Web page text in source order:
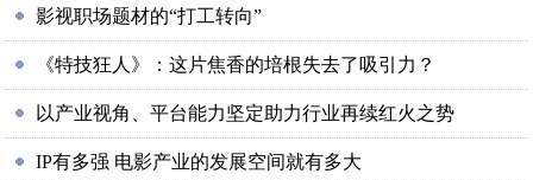
影视职场题材的“打工转向”
《特技狂人》：这片焦香的培根失去了吸引力？
以产业视角、平台能力坚定助力行业再续红火之势
IP有多强 电影产业的发展空间就有多大